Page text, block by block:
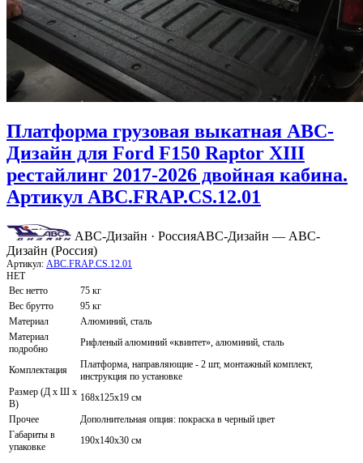
Платформа грузовая выкатная АВС-
Дизайн для Ford F150 Raptor XIII
рестайлинг 2017-2026 двойная кабина.
Артикул ABC.FRAP.CS.12.01
АВС-Дизайн · РоссияАВС-Дизайн — АВС-
Дизайн (Россия)
Артикул: ABC.FRAP.CS.12.01
НЕТ
Вес нетто
75 кг
Вес брутто
95 кг
Материал
Алюминий, сталь
Материал
подробно
Рифленый алюминий «квинтет», алюминий, сталь
Комплектация
Платформа, направляющие - 2 шт, монтажный комплект,
инструкция по установке
Размер (Д х Ш х
В)
168х125х19 см
Прочее
Дополнительная опция: покраска в черный цвет
Габариты в
упаковке
190х140х30 см